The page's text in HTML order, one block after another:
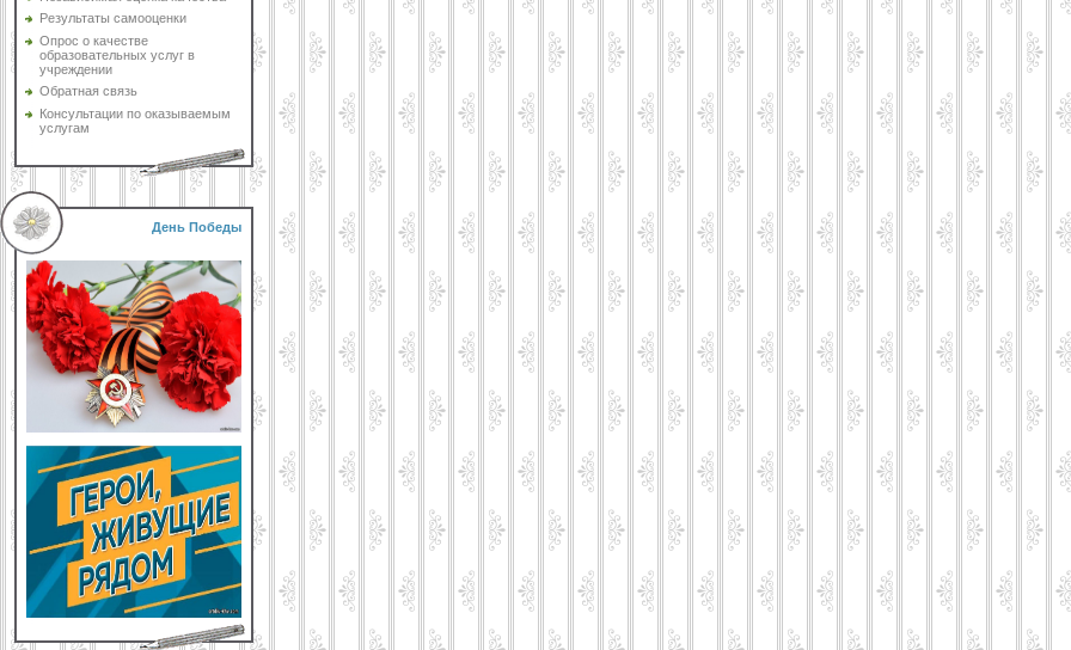
Результаты самооценки
Опрос о качестве
образовательных услуг в
учреждении
Обратная связь
Консультации по оказываемым
услугам
День Победы